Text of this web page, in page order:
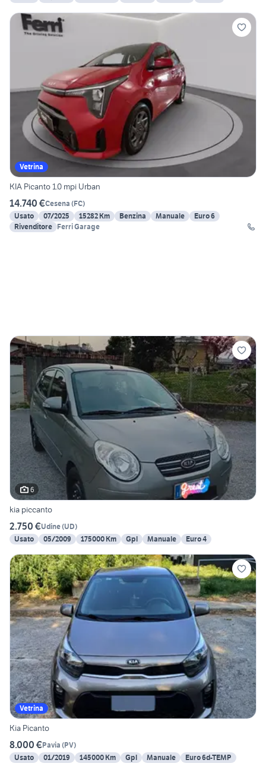
Vetrina
KIA Picanto 1.0 mpi Urban
14.740 €Cesena (FC)
Usato
07/2025 15282 Km Benzina Manuale
Euro 6
Rivenditore Ferri Garage
6
kia piccanto
2.750 €Udine(UD)
Usato
05/2009 175000 Km Gpl Manuale Euro 4
Vetrina
Kia Picanto
8.000 €Pavia (PV)
Usato
01/2019 145000 Km Gpl Manuale Euro 6d-TEMP